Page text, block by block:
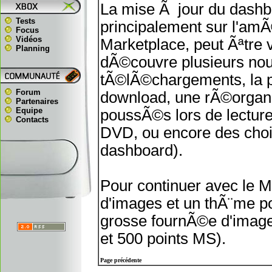
Tests
Focus
Vidéos
Planning
Forum
Partenaires
Equipe
Contacts
La mise Ã jour du
principalement sur
Marketplace, peut
dÃ©couvre plusieurs
tÃ©lÃ©chargements, la
download, une
poussÃ©s lors de
DVD, ou encore des
dashboard).
Pour continuer avec le
d'images et un thÃ¨me
grosse fournÃ©e
et 500 points MS).
Page précédente